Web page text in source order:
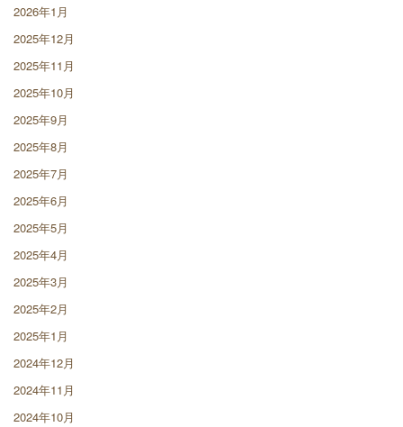
2026年1月
2025年12月
2025年11月
2025年10月
2025年9月
2025年8月
2025年7月
2025年6月
2025年5月
2025年4月
2025年3月
2025年2月
2025年1月
2024年12月
2024年11月
2024年10月